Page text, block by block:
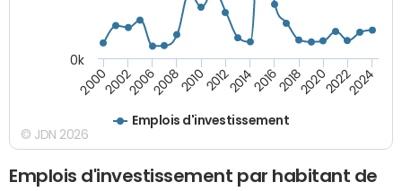
Emplois d'investissement
200020022006200820102012201420162018202020222024
0k
© JDN 2026
Emplois d'investissement par habitant de